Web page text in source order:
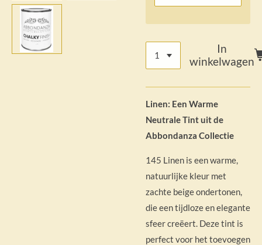
In
winkelwagen
Linen: Een Warme
Neutrale Tint uit de
Abbondanza Collectie
145 Linen is een warme,
natuurlijke kleur met
zachte beige ondertonen,
die een tijdloze en elegante
sfeer creëert. Deze tint is
perfect voor het toevoegen